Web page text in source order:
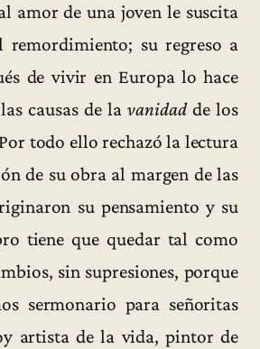
amor de una joven le suscita
remordimiento; su regreso a
de vivir en Europa lo hace
causas de lavanidadde los
todo ello rechazó la lectura
de su obra al margen de las
su pensamiento y su
tiene que quedar tal como
sin supresiones, porque
sermonario para señoritas
artista de la vida, pintor de